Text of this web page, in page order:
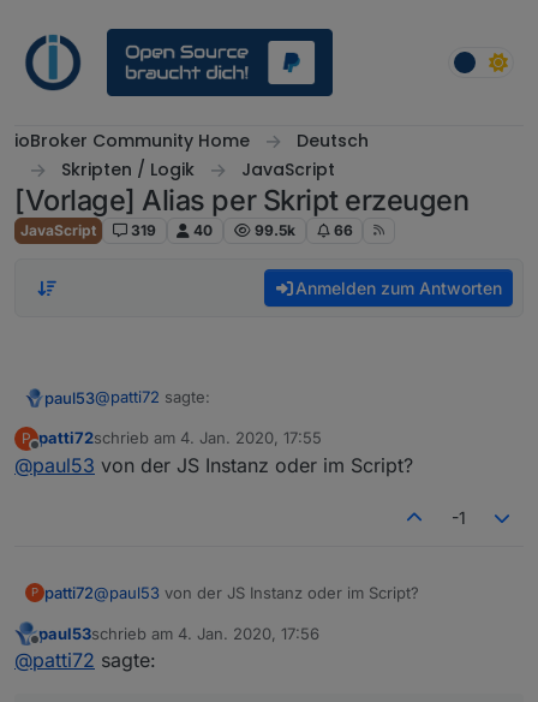
ioBroker Community Home
Deutsch
Skripten / Logik
JavaScript
[Vorlage] Alias per Skript erzeugen
JavaScript 319 40 99.5k 66
Anmelden zum Antworten
paul53@patti72 sagte:
was not executed, while debug mode is active
P
Offline
patti72schrieb am 4. Jan. 2020, 17:55
zuletzt editiert von
@paul53 von der JS Instanz oder im Script?
-1
P patti72@paul53 von der JS Instanz oder im Script?
Offline
paul53schrieb am 4. Jan. 2020, 17:56
zuletzt editiert von
@patti72 sagte: